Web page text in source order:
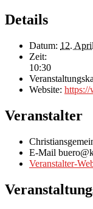
Details
Datum: 12. April
Zeit:
10:30
Website: https://
Veranstalter
E-Mail
Veranstalter-